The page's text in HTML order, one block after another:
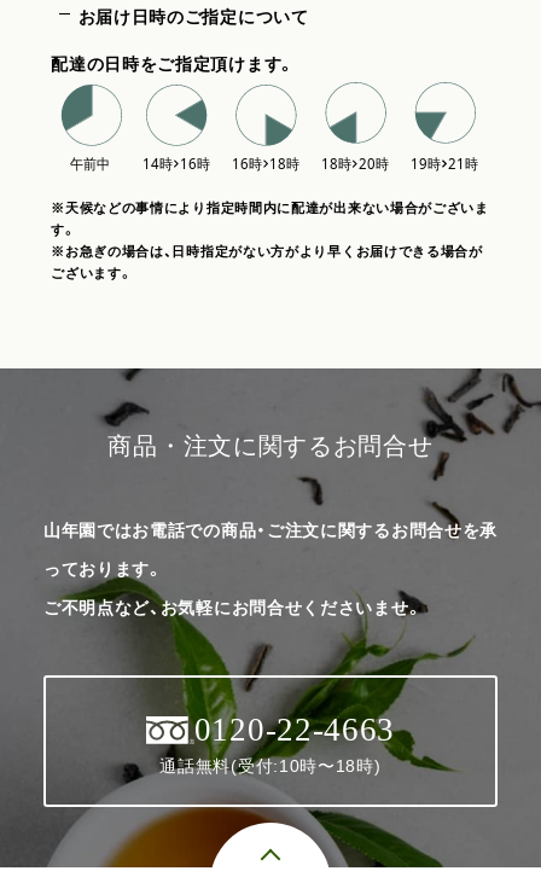
お届け日時のご指定について
配達の日時をご指定頂けます。
※天候などの事情により指定時間内に配達が出来ない場合がございま
す。
※お急ぎの場合は、日時指定がない方がより早くお届けできる場合が
ございます。
商品・注文に関するお問合せ
山年園ではお電話での商品・ご注文に関するお問合せを承
っております。
ご不明点など、お気軽にお問合せくださいませ。
0120-22-4663
通話無料(受付:10時〜18時)